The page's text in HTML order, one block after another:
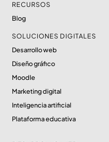
RECURSOS
Blog
SOLUCIONES DIGITALES
Desarrollo web
Diseño gráfico
Moodle
Marketing digital
Inteligencia artificial
Plataforma educativa